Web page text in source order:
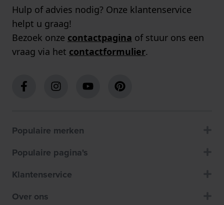
Hulp of advies nodig? Onze klantenservice
helpt u graag!
Bezoek onze contactpagina of stuur ons een
vraag via het contactformulier.
Populaire merken
Populaire pagina's
Klantenservice
Over ons